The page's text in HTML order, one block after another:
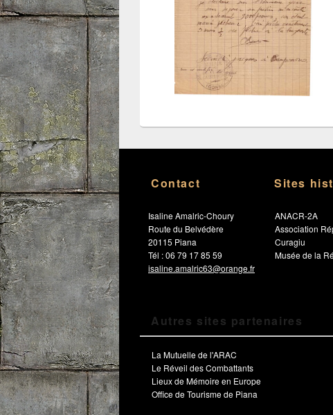
Contact
Isaline Amalric-Choury
Route du Belvédère
20115 Piana
Tél : 06 79 17 85 59
isaline.amalric63@orange.fr
Sites
ANACR-2A
Association
Curagiu
Musée de la
Autres sites partenaires
La Mutuelle de l'ARAC
Le Réveil des Combattants
Lieux de Mémoire en Europe
Office de Tourisme de Piana